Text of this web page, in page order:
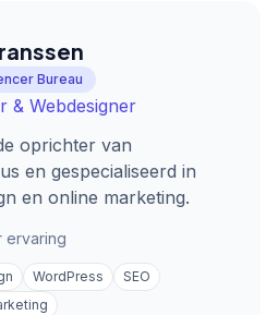
Bureau
& Webdesigner
oprichter van
en gespecialiseerd in
en online marketing.
ervaring
WordPress
SEO